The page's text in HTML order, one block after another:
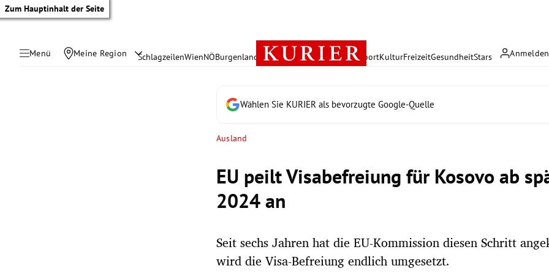
Zum Hauptinhalt der Seite
Menü Meine Region Anmelden
SchlagzeilenWienNÖBurgenland Österreich PolitikWirtschaft SportKulturFreizeitGesundheitStars
Wählen Sie KURIER als bevorzugte Google-Quelle
Ausland
EU peilt Visabefreiung für Kosovo ab
2024 an
Seit sechs Jahren hat die EU-Kommission diesen Schritt
wird die Visa-Befreiung endlich umgesetzt.